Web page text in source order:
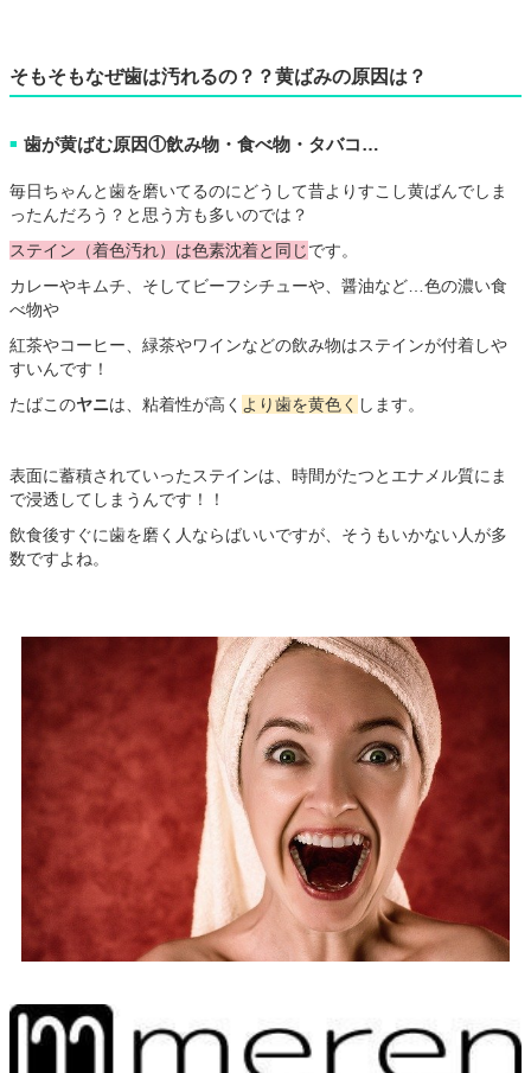
そもそもなぜ歯は汚れるの？？黄ばみの原因は？
■ 歯が黄ばむ原因①飲み物・食べ物・タバコ…
毎日ちゃんと歯を磨いてるのにどうして昔よりすこし黄ばんでしま
ったんだろう？と思う方も多いのでは？
ステイン（着色汚れ）は色素沈着と同じです。
カレーやキムチ、そしてビーフシチューや、醤油など…色の濃い食
べ物や
紅茶やコーヒー、緑茶やワインなどの飲み物はステインが付着しや
すいんです！
たばこのヤニは、粘着性が高く より歯を黄色く します。
表面に蓄積されていったステインは、時間がたつとエナメル質にま
で浸透してしまうんです！！
飲食後すぐに歯を磨く人ならばいいですが、そうもいかない人が多
数ですよね。